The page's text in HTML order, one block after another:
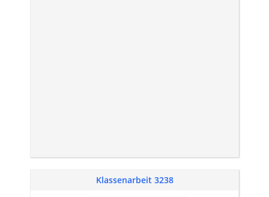
Klassenarbeit 3238